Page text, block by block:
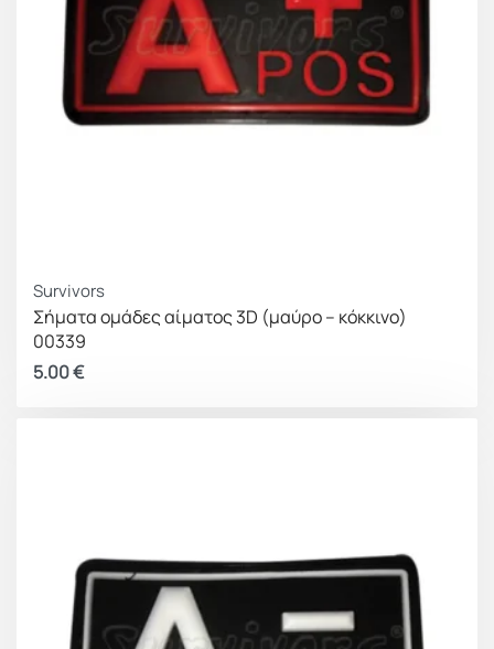
Survivors
Σήματα ομάδες αίματος 3D (μαύρο – κόκκινο)
00339
5.00€